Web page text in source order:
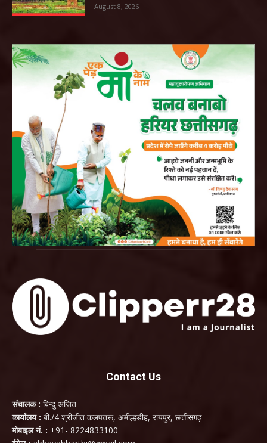
August 8, 2026
Contact Us
संचालक : बिन्दु अजित
कार्यालय : बी./4 श्रीजीत कलपतरू, अमील्हडीह, रायपुर, छत्तीसगढ़
मोबाइल नं. : +91- 8224833100